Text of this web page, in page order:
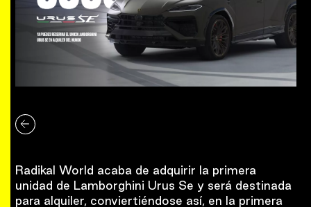
Radikal World acaba de adquirir la primera
unidad de Lamborghini Urus Se y será destinada
para alquiler, conviertiéndose así, en la primera